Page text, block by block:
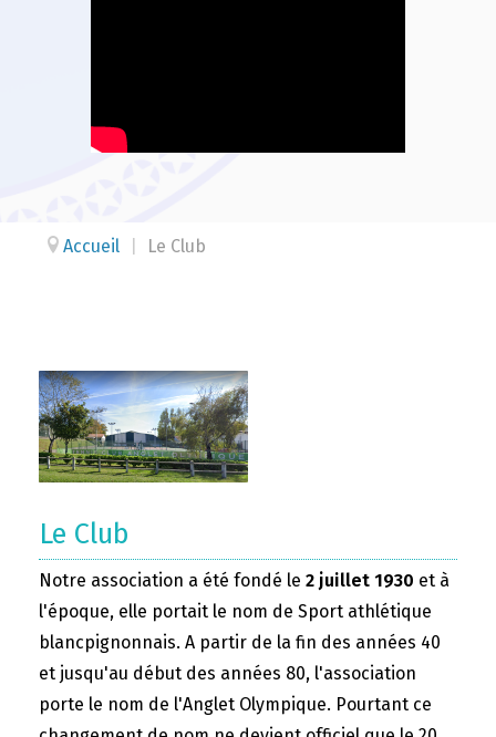
Accueil Le Club
Le Club
Notre association a été fondé le 2 juillet 1930 et à
l'époque, elle portait le nom de Sport athlétique
blancpignonnais. A partir de la fin des années 40
et jusqu'au début des années 80, l'association
porte le nom de l'Anglet Olympique. Pourtant ce